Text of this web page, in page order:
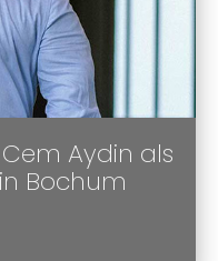
Aydin als
Bochum